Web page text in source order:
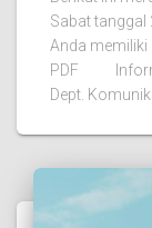
Sabat tanggal
Anda
PDF
Dept.